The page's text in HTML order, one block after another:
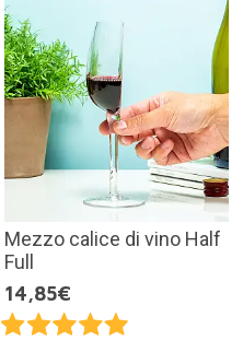
Mezzo calice di vino Half
Full
14,85€